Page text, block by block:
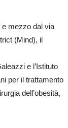
e mezzo dal via
(Mind), il
e l’Istituto
per il trattamento
dell’obesità,